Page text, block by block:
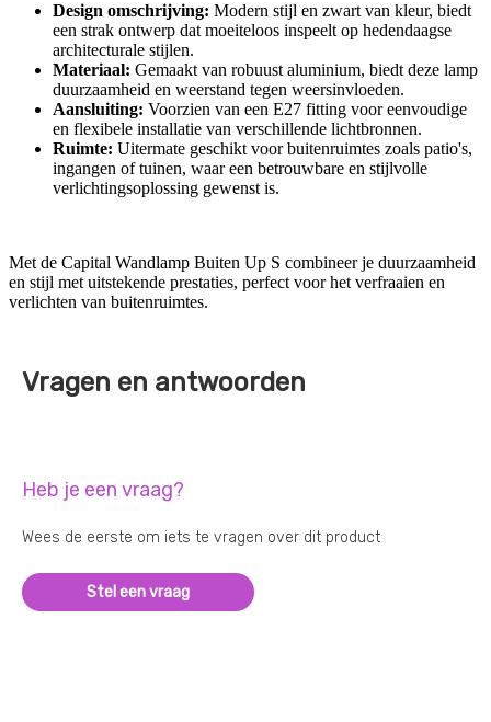
Design omschrijving: Modern stijl en zwart van kleur, biedt
een strak ontwerp dat moeiteloos inspeelt op hedendaagse
architecturale stijlen.
Materiaal: Gemaakt van robuust aluminium, biedt deze lamp
duurzaamheid en weerstand tegen weersinvloeden.
Aansluiting: Voorzien van een E27 fitting voor eenvoudige
en flexibele installatie van verschillende lichtbronnen.
Ruimte: Uitermate geschikt voor buitenruimtes zoals patio's,
ingangen of tuinen, waar een betrouwbare en stijlvolle
verlichtingsoplossing gewenst is.
Met de Capital Wandlamp Buiten Up S combineer je duurzaamheid
en stijl met uitstekende prestaties, perfect voor het verfraaien en
verlichten van buitenruimtes.
Vragen en antwoorden
Heb je een vraag?
Wees de eerste om iets te vragen over dit product
Stel een vraag